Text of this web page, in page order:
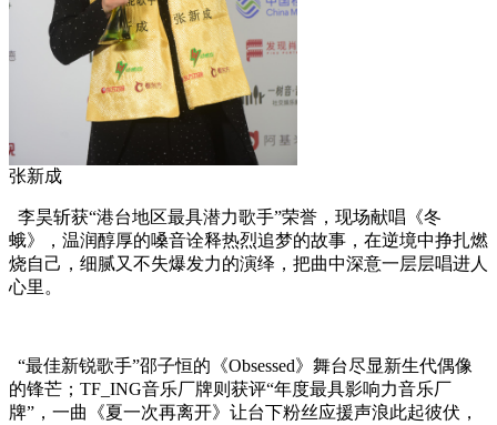
张新成
李昊斩获“港台地区最具潜力歌手”荣誉，现场献唱《冬
蛾》，温润醇厚的嗓音诠释热烈追梦的故事，在逆境中挣扎燃
烧自己，细腻又不失爆发力的演绎，把曲中深意一层层唱进人
心里。
“最佳新锐歌手”邵子恒的《Obsessed》舞台尽显新生代偶像
的锋芒；TF_ING音乐厂牌则获评“年度最具影响力音乐厂
牌”，一曲《夏一次再离开》让台下粉丝应援声浪此起彼伏，